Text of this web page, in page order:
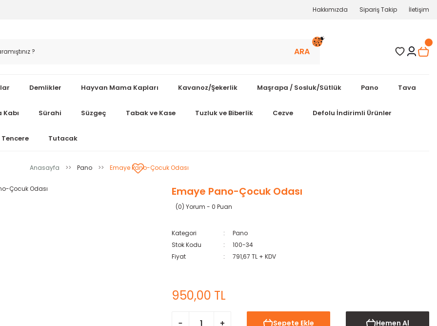
Hakkımızda Sipariş Takip İletişim
ARA
Demlikler Hayvan Mama Kapları Kavanoz/Şekerlik Maşrapa / Sosluk/Sütlük Pano Tava
Sürahi Süzgeç Tabak ve Kase Tuzluk ve Biberlik Cezve Defolu İndirimli Ürünler
Tencere Tutacak
Anasayfa Pano Emaye Pano-Çocuk Odası
Emaye Pano-Çocuk Odası
(0) Yorum - 0 Puan
Kategori
Pano
Stok Kodu
100-34
Fiyat
791,67 TL + KDV
950,00 TL
Sepete Ekle Hemen Al